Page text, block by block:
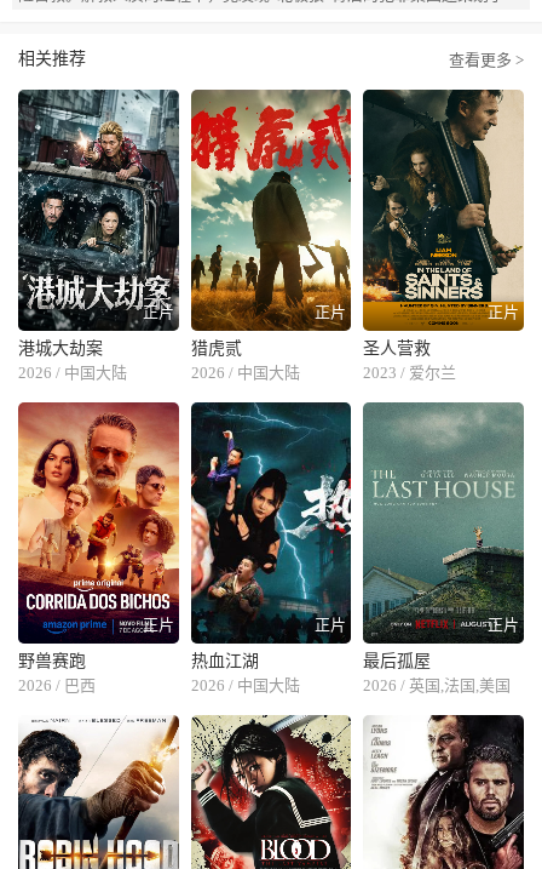
相关推荐
查看更多 >
正片
港城大劫案
2026 / 中国大陆
正片
猎虎贰
2026 / 中国大陆
正片
圣人营救
2023 / 爱尔兰
正片
野兽赛跑
2026 / 巴西
正片
热血江湖
2026 / 中国大陆
正片
最后孤屋
2026 / 英国,法国,美国